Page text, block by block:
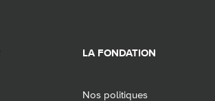
LA FONDATION
Nos politiques